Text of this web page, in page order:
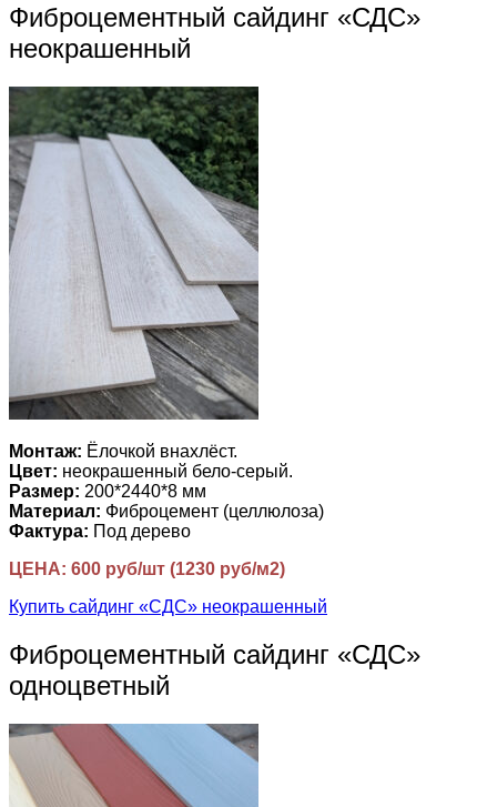
Фиброцементный сайдинг «СДС»
неокрашенный
Монтаж: Ёлочкой внахлёст.
Цвет: неокрашенный бело-серый.
Размер: 200*2440*8 мм
Материал: Фиброцемент (целлюлоза)
Фактура: Под дерево
ЦЕНА: 600 руб/шт (1230 руб/м2)
Купить сайдинг «СДС» неокрашенный
Фиброцементный сайдинг «СДС»
одноцветный